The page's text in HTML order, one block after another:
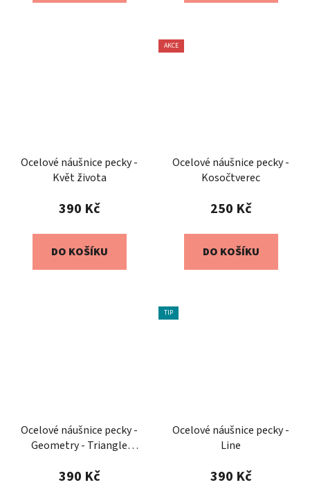
Ocelové náušnice pecky -
Květ života
390 Kč
DO KOŠÍKU
AKCE
Ocelové náušnice pecky -
Kosočtverec
250 Kč
DO KOŠÍKU
Ocelové náušnice pecky -
Geometry - Triangle
390 Kč
TIP
Ocelové náušnice pecky -
Line
390 Kč